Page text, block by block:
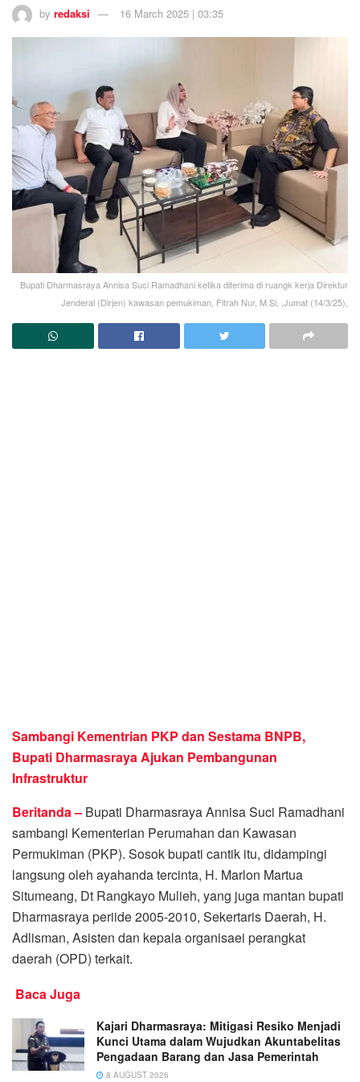
by redaksi 16 March 2025 | 03:35
Bupati Dharmasraya Annisa Suci Ramadhani ketika diterima di ruangk kerja Direktur
Jenderal (Dirjen) kawasan pemukiman, Fitrah Nur, M.Si, ,Jumat (14/3/25),
Sambangi Kementrian PKP dan Sestama BNPB,
Bupati Dharmasraya Ajukan Pembangunan
Infrastruktur
Beritanda – Bupati Dharmasraya Annisa Suci Ramadhani
sambangi Kementerian Perumahan dan Kawasan
Permukiman (PKP). Sosok bupati cantik itu, didampingi
langsung oleh ayahanda tercinta, H. Marlon Martua
Situmeang, Dt Rangkayo Mulieh, yang juga mantan bupati
Dharmasraya periide 2005-2010, Sekertaris Daerah, H.
Adlisman, Asisten dan kepala organisaei perangkat
daerah (OPD) terkait.
Baca Juga
Kajari Dharmasraya: Mitigasi Resiko Menjadi
Kunci Utama dalam Wujudkan Akuntabelitas
Pengadaan Barang dan Jasa Pemerintah
8 AUGUST 2026